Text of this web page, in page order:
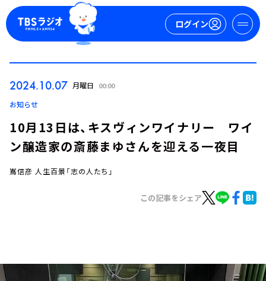
ログイン
お知らせ
2024.10.07 月曜日 00:00
お知らせ
10月13日は、キスヴィンワイナリー ワイ
ン醸造家の斎藤まゆさんを迎える一夜目
嶌信彦 人生百景「志の人たち」
この記事をシェア